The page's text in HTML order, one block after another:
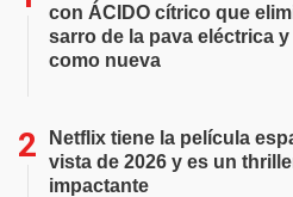
con ÁCIDO cítrico que
sarro de la pava eléctrica y
como nueva
Netflix tiene la película
vista de 2026 y es un
impactante